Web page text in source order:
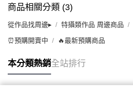
商品相關分類 (3)
從作品找周邊▸ 特攝類作品 周邊商品
⏰預購開賣中 🔥最新預購商品
本分類熱銷全站排行